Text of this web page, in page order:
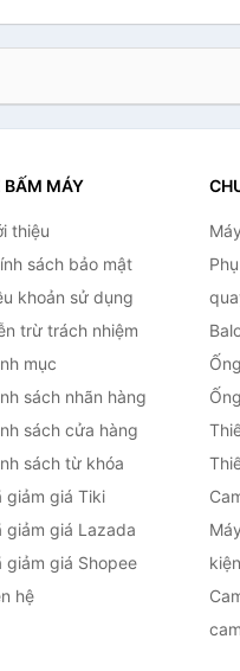
BẤM MÁY
thiệu
sách bảo mật
khoản sử dụng
trừ trách nhiệm
mục
sách nhãn hàng
sách cửa hàng
sách từ khóa
giảm giá Tiki
giảm giá Lazada
giảm giá Shopee
hệ
kiện